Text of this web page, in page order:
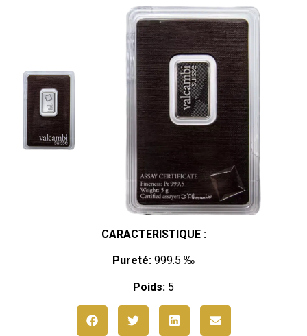
CARACTERISTIQUE :
Pureté: 999.5 ‰
Poids: 5